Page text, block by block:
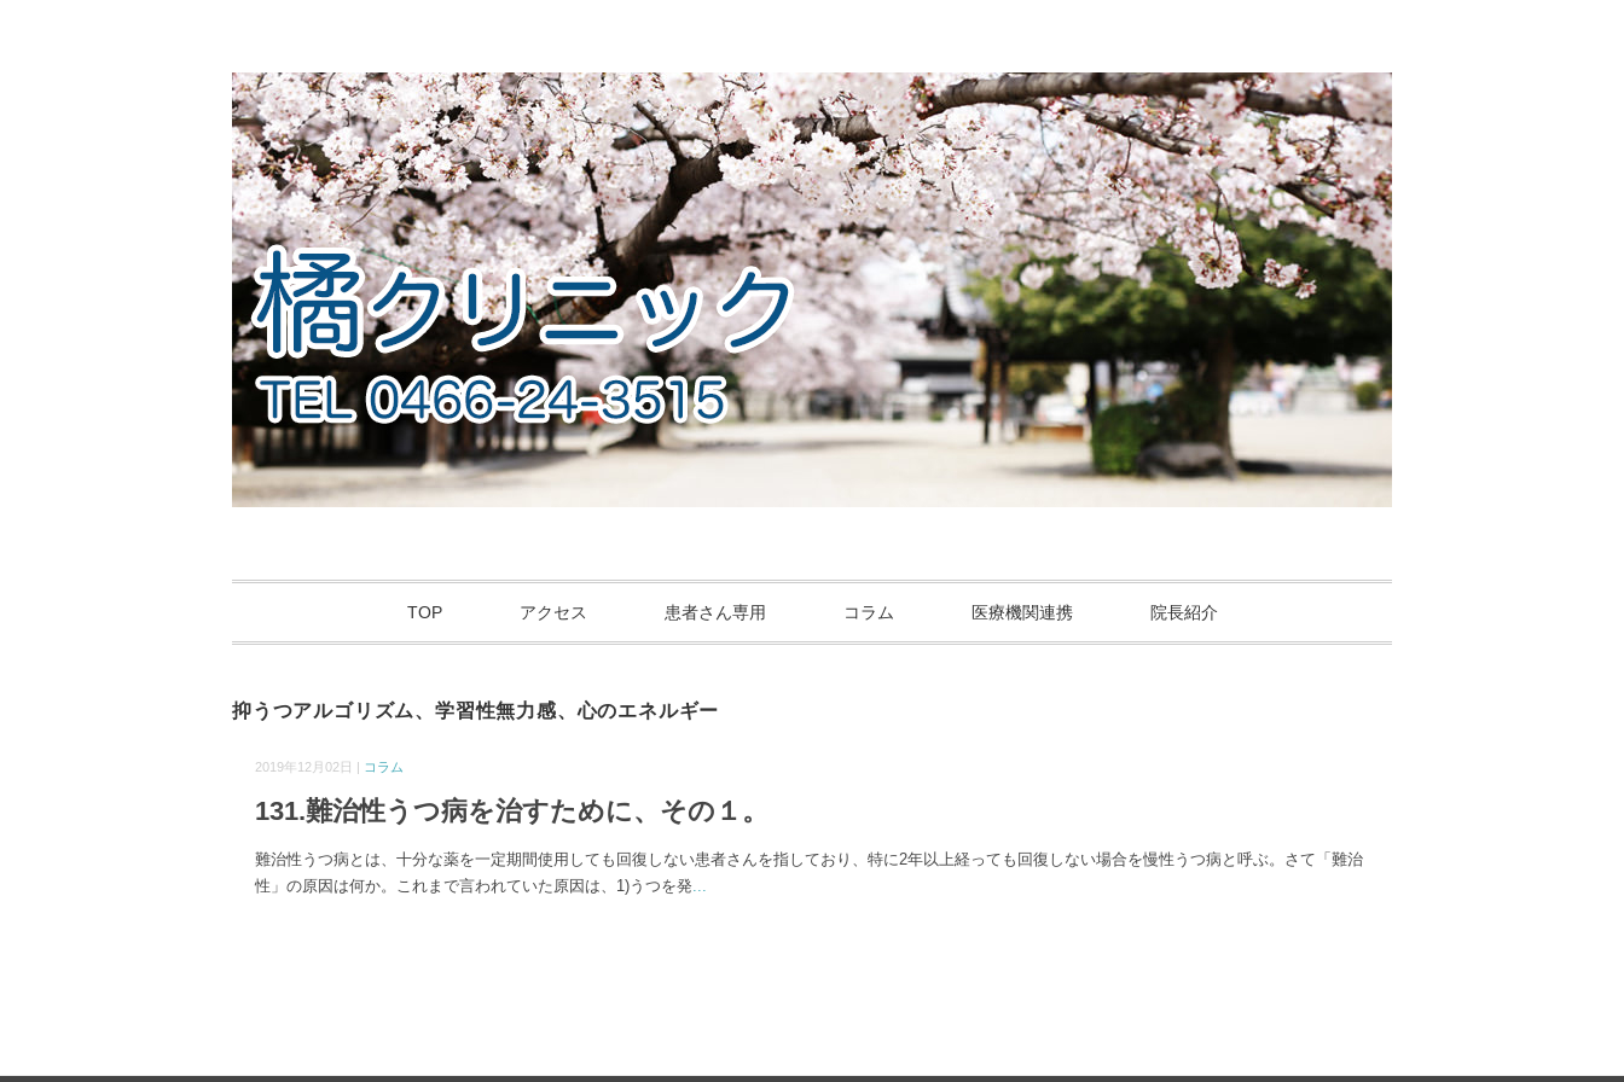
TOP アクセス 患者さん専用 コラム 医療機関連携 院長紹介
抑うつアルゴリズム、学習性無力感、心のエネルギー
2019年12月02日 | コラム
131.難治性うつ病を治すために、その１。
難治性うつ病とは、十分な薬を一定期間使用しても回復しない患者さんを指しており、特に2年以上経っても回復しない場合を慢性うつ病と呼ぶ。さて「難治
性」の原因は何か。これまで言われていた原因は、1)うつを発...